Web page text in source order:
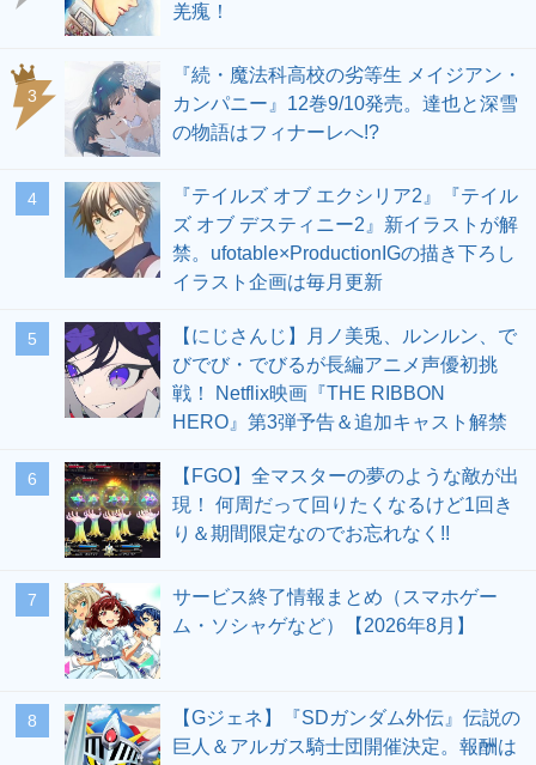
羌瘣！
3
『続・魔法科高校の劣等生 メイジアン・
カンパニー』12巻9/10発売。達也と深雪
の物語はフィナーレへ!?
4
『テイルズ オブ エクシリア2』『テイル
ズ オブ デスティニー2』新イラストが解
禁。ufotable×ProductionIGの描き下ろし
イラスト企画は毎月更新
5
【にじさんじ】月ノ美兎、ルンルン、で
びでび・でびるが長編アニメ声優初挑
戦！ Netflix映画『THE RIBBON
HERO』第3弾予告＆追加キャスト解禁
6
【FGO】全マスターの夢のような敵が出
現！ 何周だって回りたくなるけど1回き
り＆期間限定なのでお忘れなく!!
7
サービス終了情報まとめ（スマホゲー
ム・ソシャゲなど）【2026年8月】
8
【Gジェネ】『SDガンダム外伝』伝説の
巨人＆アルガス騎士団開催決定。報酬は